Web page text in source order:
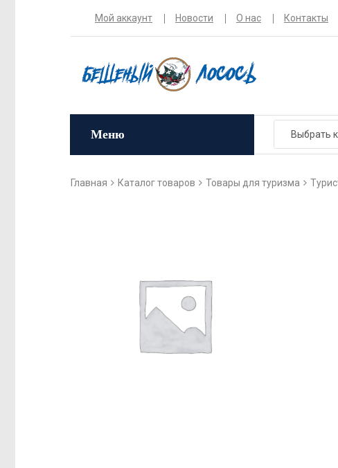
Мой аккаунт Новости О нас Контакты
Меню
Главная Каталог товаров Товары для туризма